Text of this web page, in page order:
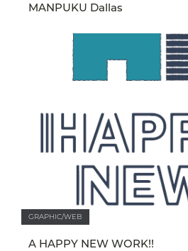
MANPUKU Dallas
GRAPHIC/WEB
A HAPPY NEW WORK!!